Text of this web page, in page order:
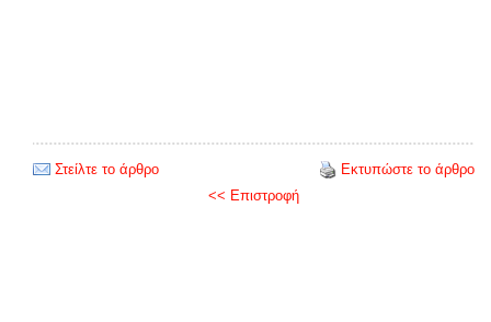
Στείλτε το άρθρο
Εκτυπώστε το άρθρο
<< Επιστροφή